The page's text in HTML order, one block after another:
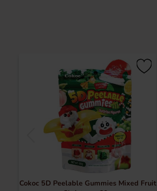
Cokoc 5D Peelable Gummies Mixed Fruit